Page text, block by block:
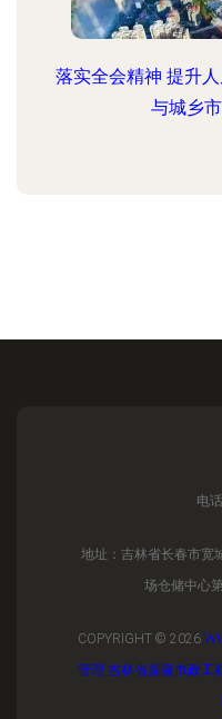
落实全会精神 提升
与城乡
电
地址：吉林省长春市宽
场仓储中心
COPYRIGHT © 2026
管理 吉林省鼎隆市政工